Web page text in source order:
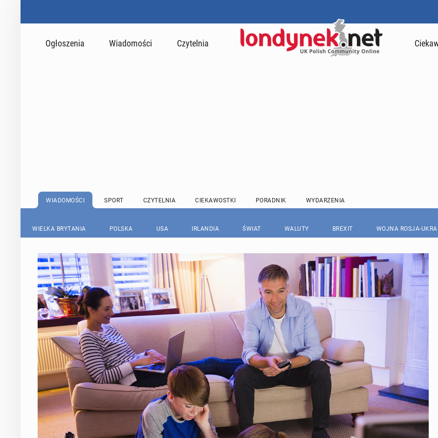
Ogłoszenia Wiadomości Czytelnia
WIADOMOŚCI SPORT CZYTELNIA CIEKAWOSTKI PORADNIK WYDARZENIA
WIELKA BRYTANIA POLSKA USA IRLANDIA ŚWIAT WALUTY BREXIT WOJNA ROSJA-